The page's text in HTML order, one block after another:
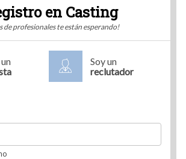
en Casting
de profesionales te están esperando!
Soy un
reclutador